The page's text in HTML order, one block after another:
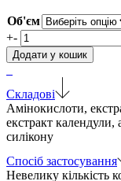
Об'єм
+- Кондиціонер
АС
Abreeze
Organic
Hair
Pack
кількість
Додати у кошик
Складові
Амінокислоти,
екстракт календули,
силікону
Спосіб застосування
Невелику кількість